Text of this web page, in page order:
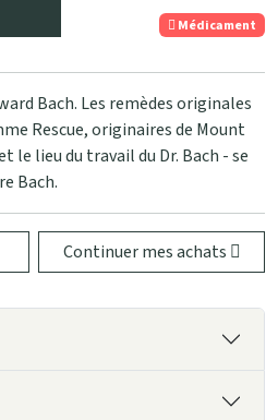
Médicament
Bach. Les remèdes originales
Rescue, originaires de Mount
le lieu du travail du Dr. Bach - se
Bach.
Continuer mes achats